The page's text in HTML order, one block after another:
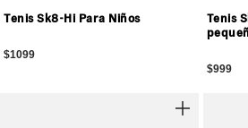
Tenis Sk8-Hi Para Niños
$1099
Tenis
$999